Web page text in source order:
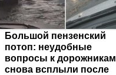
Большой пензенский
потоп: неудобные
вопросы к дорожникам
снова всплыли после